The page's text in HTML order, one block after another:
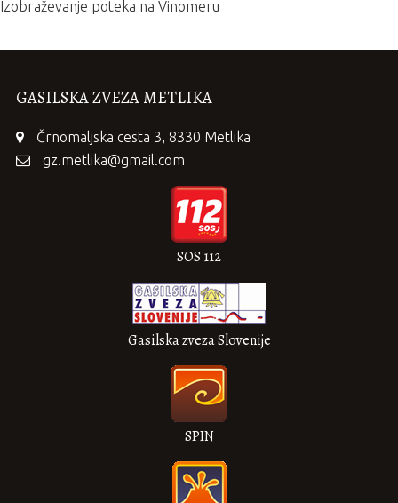
Izobraževanje poteka na Vinomeru
GASILSKA ZVEZA METLIKA
Črnomaljska cesta 3, 8330 Metlika
gz.metlika@gmail.com
SOS 112
Gasilska zveza Slovenije
SPIN